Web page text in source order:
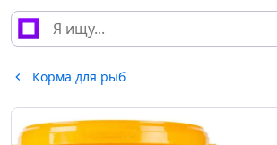
Корма для рыб